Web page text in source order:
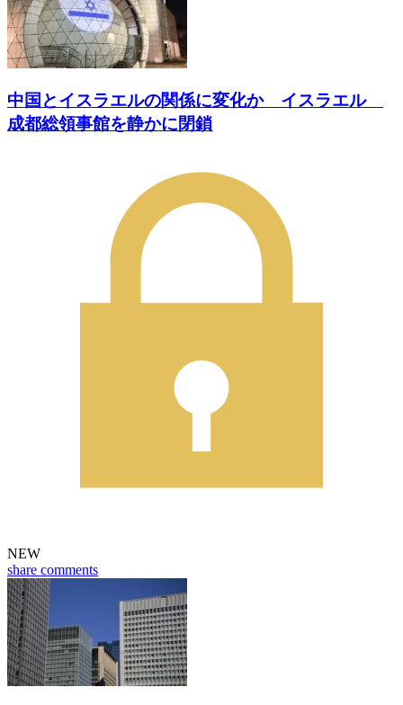
中国とイスラエルの関係に変化か イスラエル
成都総領事館を静かに閉鎖
NEW
share comments